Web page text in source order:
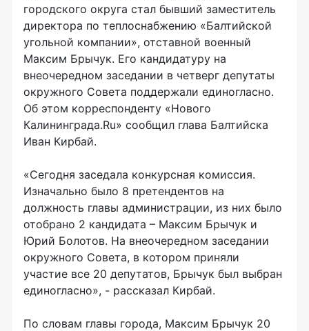
городского округа стал бывший заместитель
директора по теплоснабжению «Балтийской
угольной компании», отставной военный
Максим Брычук. Его кандидатуру на
внеочередном заседании в четверг депутаты
окружного Совета поддержали единогласно.
Об этом корреспонденту «Нового
Калининграда.Ru» сообщил глава Балтийска
Иван Кирбай.
«Сегодня заседала конкурсная комиссия.
Изначально было 8 претендентов на
должность главы администрации, из них было
отобрано 2 кандидата – Максим Брычук и
Юрий Болотов. На внеочередном заседании
окружного Совета, в котором приняли
участие все 20 депутатов, Брычук был выбран
единогласно», - рассказал Кирбай.
По словам главы города, Максим Брычук 20